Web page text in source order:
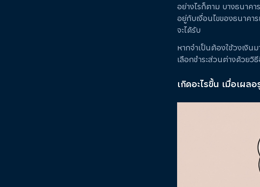
อย่างไรก็ตาม บางธนาค
อยู่กับเงื่อนไขของธนาคา
จะได้รับ
หากจำเป็นต้องใช้วงเงิน
เลือกชำระส่วนต่างด้วยวิ
เกิดอะไรขึ้น เมื่อเผล